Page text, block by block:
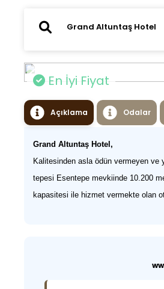
En İyi Fiyat
Açıklama Odalar
Grand Altuntaş Hotel,
Kalitesinden asla ödün vermeyen ve
tepesi Esentepe mevkiinde 10.200
kapasitesi ile hizmet vermekte olan